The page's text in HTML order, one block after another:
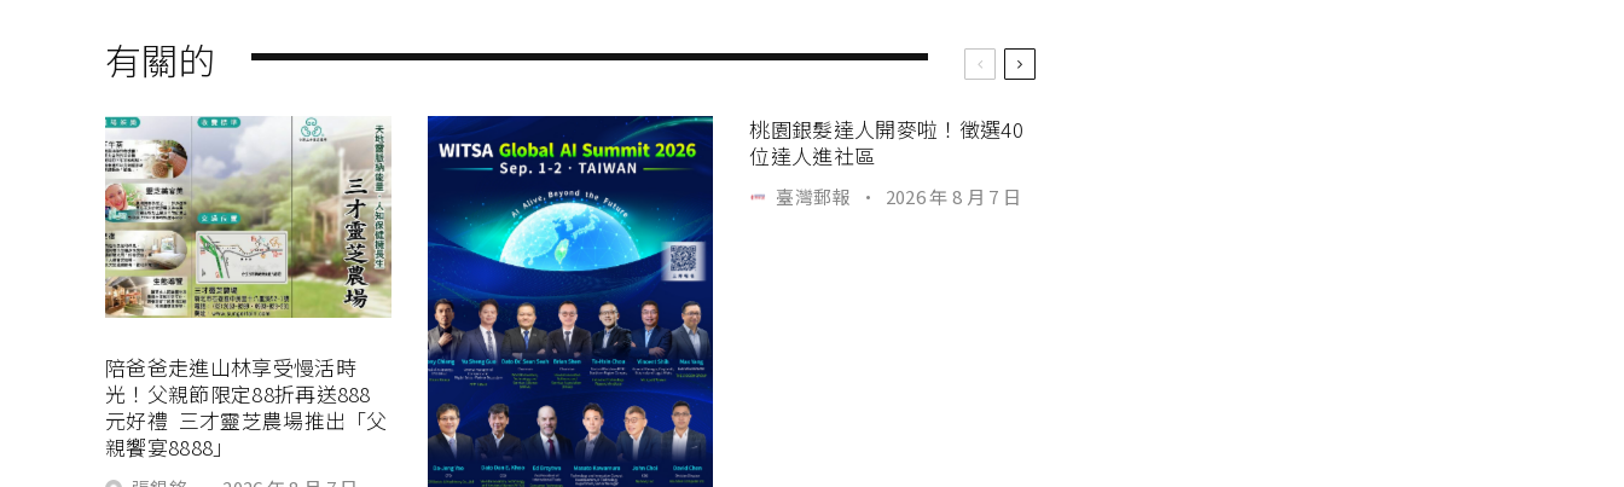
有關的
陪爸爸走進山林享受慢活時
光！父親節限定88折再送888
元好禮 三才靈芝農場推出「父
親饗宴8888」
桃園銀髮達人開麥啦！徵選40
位達人進社區
臺灣郵報 · 2026 年 8 月 7 日